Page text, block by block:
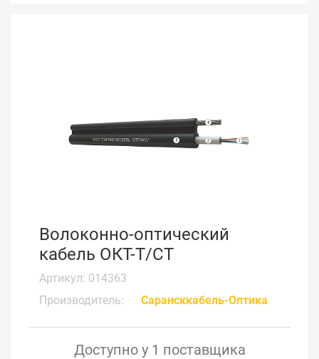
Волоконно-оптический
кабель ОКТ-Т/СТ
Артикул: 014363
Производитель:
Сарансккабель-Оптика
Доступно у 1 поставщика